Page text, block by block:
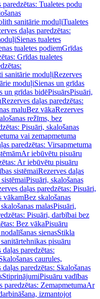
paredzētas: Tualetes podu
sanitārie moduļiTualetes
daļas paredzētas:
Sienas tualetes
tualetes podiemGrīdas
Grīdas tualetes
sanitārie moduļiRezerves
moduļiSienas un grīdas
un grīdas bidēPisuārsPisuāri,
Rezerves daļas paredzētas:
maluBez vākaRezerves
režīms, bez
Pisuāri, skalošanas
vai zemapmetuma
paredzētas: Virsapmetuma
Ar iebūvētu pisuāru
Ar iebūvētu pisuāru
sistēmaiRezerves daļas
Pisuāri, skalošanas
daļas paredzētas: Pisuāri,
vākamBez skalošanas
malasPisuāri,
Pisuāri, darbībai bez
Bez vākaPisuāru
sienasStikla
pisuāru
daļas paredzētas:
caurules,
daļas paredzētas: Skalošanas
StiprinājumiPisuāru vadības
paredzētas: ZemapmetumaAr
izmantojot